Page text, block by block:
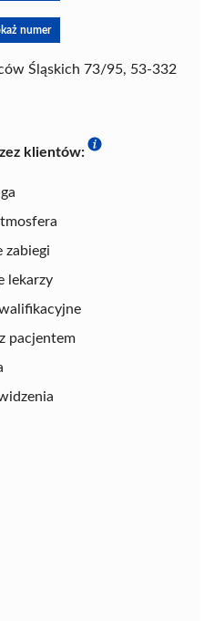
numer
Śląskich 73/95, 53-332
klientów:
zabiegi
lekarzy
pacjentem